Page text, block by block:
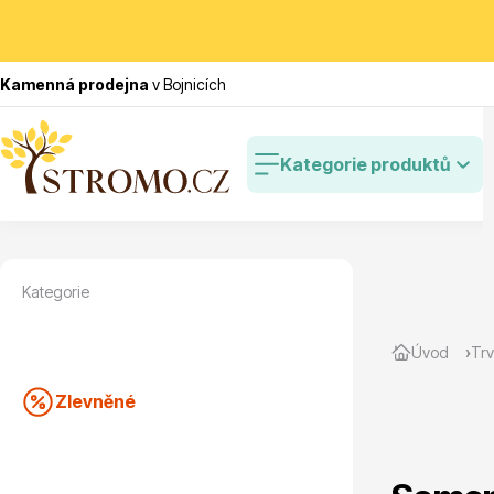
Kamenná prodejna v Bojnicích
Kategorie produktů
Cibuloviny
Úvod
Kategorie
Zlevněné